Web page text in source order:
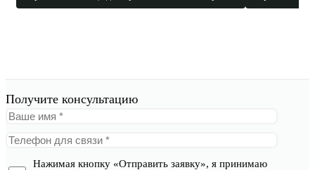
Получите консультацию
Нажимая кнопку «Отправить заявку», я принимаю